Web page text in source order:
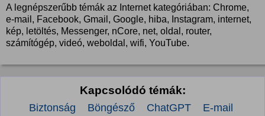
A legnépszerűbb témák az Internet kategóriában: Chrome,
e-mail, Facebook, Gmail, Google, hiba, Instagram, internet,
kép, letöltés, Messenger, nCore, net, oldal, router,
számítógép, videó, weboldal, wifi, YouTube.
Kapcsolódó témák:
Biztonság Böngésző ChatGPT
E-mail